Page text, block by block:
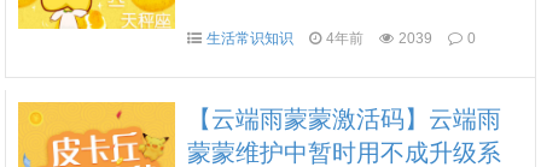
生活常识知识 4年前 2039 0
【云端雨蒙蒙激活码】云端雨
蒙蒙维护中暂时用不成升级系